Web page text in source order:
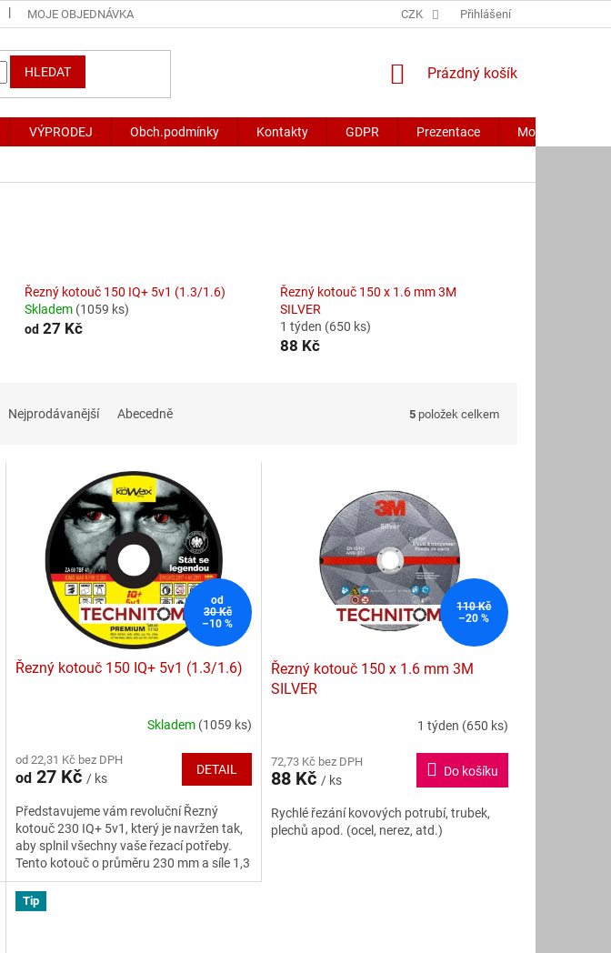
MOJE OBJEDNÁVKA CZK Přihlášení
HLEDAT
NÁKUPNÍ
Prázdný košík
VÝPRODEJ Obch.podmínky Kontakty GDPR Prezentace Moje
Řezný kotouč 150 IQ+ 5v1 (1.3/1.6)
Skladem (1059 ks)
od27 Kč
Řezný kotouč 150 x 1.6 mm 3M
SILVER
1 týden (650 ks)
88 Kč
Nejprodávanější Abecedně 5 položek celkem
od
30 Kč
–10 %
Řezný kotouč 150 IQ+ 5v1 (1.3/1.6)
produktu
je
z
5
hvězdiček.
Skladem (1059 ks)
od 22,31 Kč bez DPH
od27 Kč / ks
DETAIL
Představujeme vám revoluční Řezný
kotouč 230 IQ+ 5v1, který je navržen tak,
aby splnil všechny vaše řezací potřeby.
Tento kotouč o průměru 230 mm a síle 1,3
a 1,6 mm je ideální pro řezání široké škály
materiálů včetně oceli, nerezu, hliníku,
litiny a PVC. 💪
110 Kč
–20 %
Řezný kotouč 150 x 1.6 mm 3M
SILVER
produktu
je
z
5
1 týden (650 ks)
72,73 Kč bez DPH
88 Kč / ks
Do košíku
Rychlé řezání kovových potrubí, trubek,
plechů apod. (ocel, nerez, atd.)
Tip